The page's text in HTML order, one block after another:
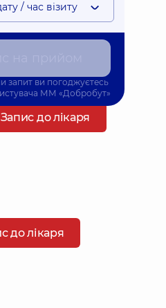
Запис до лікаря
до лікаря
/ час візиту
запит ви погоджуєтесь
ММ «Добробут»